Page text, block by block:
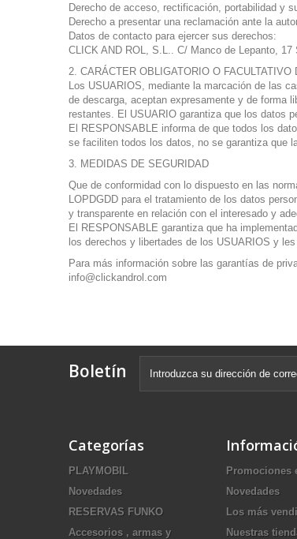
Derecho de acceso, rectificación, portabilidad y
Derecho a presentar una reclamación ante la
Datos de contacto para ejercer sus derechos:
CLICK AND ROL, S.L.. C/ Manco de Lepanto,
2. CARÁCTER OBLIGATORIO O
Los USUARIOS, mediante la marcación de las
de descarga, aceptan expresamente y de forma
restantes. El USUARIO garantiza que los datos
El RESPONSABLE informa de que todos los
se faciliten todos los datos, no se garantiza que
3. MEDIDAS DE SEGURIDAD
Que de conformidad con lo dispuesto en las
LOPDGDD para el tratamiento de los datos
y transparente en relación con el interesado y
El RESPONSABLE garantiza que ha
los derechos y libertades de los USUARIOS y
Para más información sobre las garantías de
info@clickandrol.com
Boletín
Categorías
PLAYMOBIL
Novedades
RESERVAS FUNKO
Accesorios , armas y
Promociones
Novedades
Los más
Nuestras